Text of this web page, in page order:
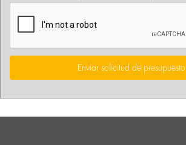
Enviar solicitud de presupuesto